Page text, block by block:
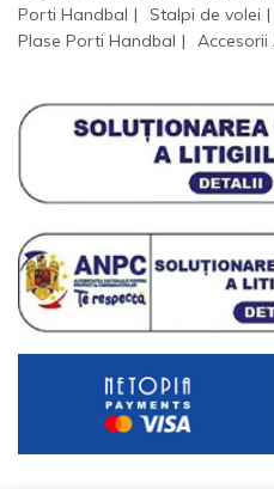
Porti Handbal
Stalpi de volei
Plase Porti Handbal